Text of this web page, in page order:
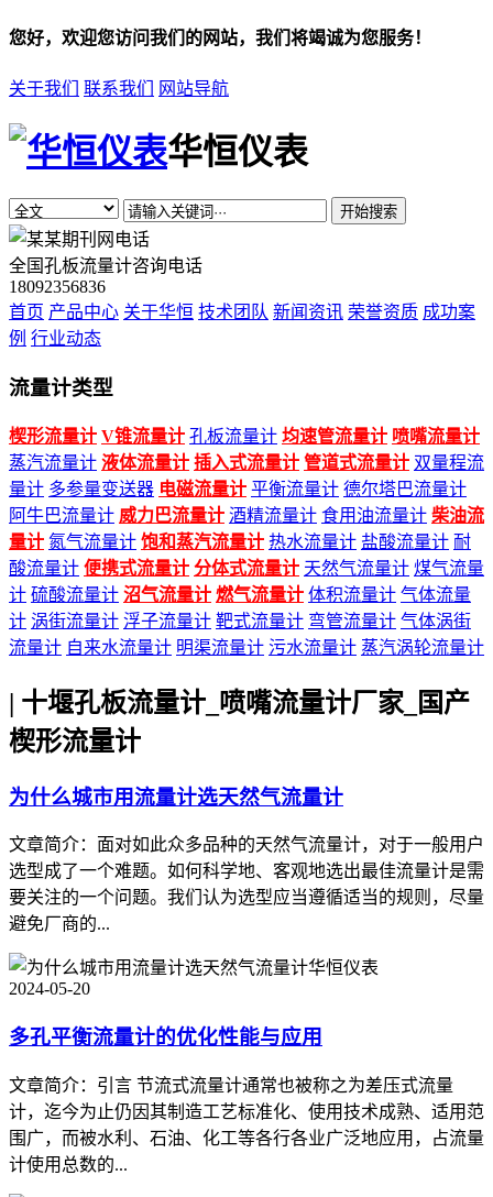
您好，欢迎您访问我们的网站，我们将竭诚为您服务！
关于我们 联系我们 网站导航
华恒仪表
开始搜索
全国孔板流量计咨询电话
18092356836
首页 产品中心 关于华恒 技术团队 新闻资讯 荣誉资质 成功案
例 行业动态
流量计类型
楔形流量计 V锥流量计 孔板流量计 均速管流量计 喷嘴流量计
蒸汽流量计 液体流量计 插入式流量计 管道式流量计 双量程流
量计 多参量变送器 电磁流量计 平衡流量计 德尔塔巴流量计
阿牛巴流量计 威力巴流量计 酒精流量计 食用油流量计 柴油流
量计 氮气流量计 饱和蒸汽流量计 热水流量计 盐酸流量计 耐
酸流量计 便携式流量计 分体式流量计 天然气流量计 煤气流量
计 硫酸流量计 沼气流量计 燃气流量计 体积流量计 气体流量
计 涡街流量计 浮子流量计 靶式流量计 弯管流量计 气体涡街
流量计 自来水流量计 明渠流量计 污水流量计 蒸汽涡轮流量计
| 十堰孔板流量计_喷嘴流量计厂家_国产
楔形流量计
为什么城市用流量计选天然气流量计
文章简介：面对如此众多品种的天然气流量计，对于一般用户
选型成了一个难题。如何科学地、客观地选出最佳流量计是需
要关注的一个问题。我们认为选型应当遵循适当的规则，尽量
避免厂商的...
华恒仪表
2024-05-20
多孔平衡流量计的优化性能与应用
文章简介：引言 节流式流量计通常也被称之为差压式流量
计，迄今为止仍因其制造工艺标准化、使用技术成熟、适用范
围广，而被水利、石油、化工等各行各业广泛地应用，占流量
计使用总数的...